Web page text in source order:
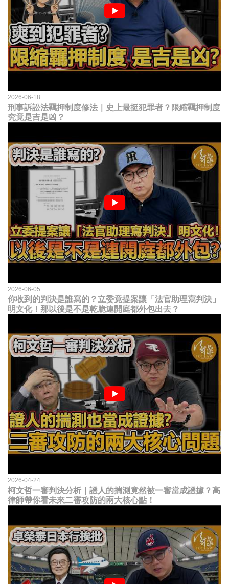
2026-06-18
刑事訴訟法羈押制度修法｜史上最挺犯罪者？限縮羈押制度
究竟是吉是凶？
2026-06-05
你收到的判決是誰寫的？立委竟提案讓「法官助理寫判決」
明文化！那以後是不是乾脆連開庭都外包出去？
2026-04-24
柯文哲一審判決分析｜證人的揣測竟然被一審當成證據？高
律師帶你看未來二審攻防的兩大核心點！